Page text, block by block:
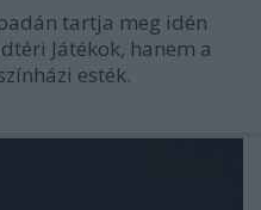
tartja meg idén
Játékok, hanem a
esték.